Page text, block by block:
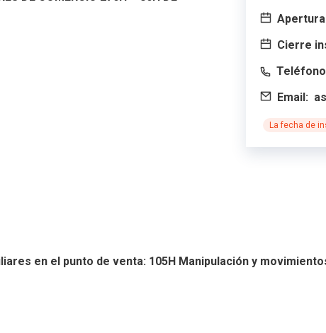
Cierre
Email:
La fecha de
en el punto de venta: 105H Manipulación y